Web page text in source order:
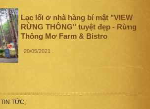
Lạc lối ở nhà hàng bí mật "VIEW
RỪNG THÔNG" tuyệt đẹp - Rừng
Thông Mơ Farm & Bistro
20/05/2021
TIN TỨC,